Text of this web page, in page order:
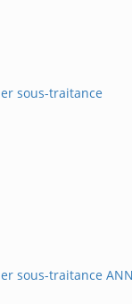
sous-traitance
sous-traitance